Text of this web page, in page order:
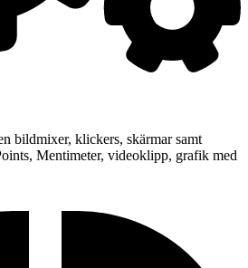
bildmixer, klickers, skärmar samt
Mentimeter, videoklipp, grafik med